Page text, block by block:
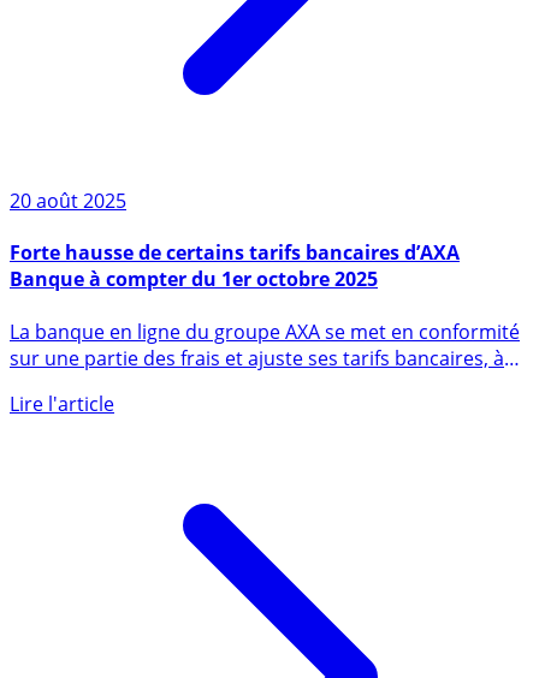
20 août 2025
Banque à compter du 1er octobre 2025
La banque en ligne du groupe AXA se met en conformité
sur une partie des frais et ajuste ses tarifs bancaires, à